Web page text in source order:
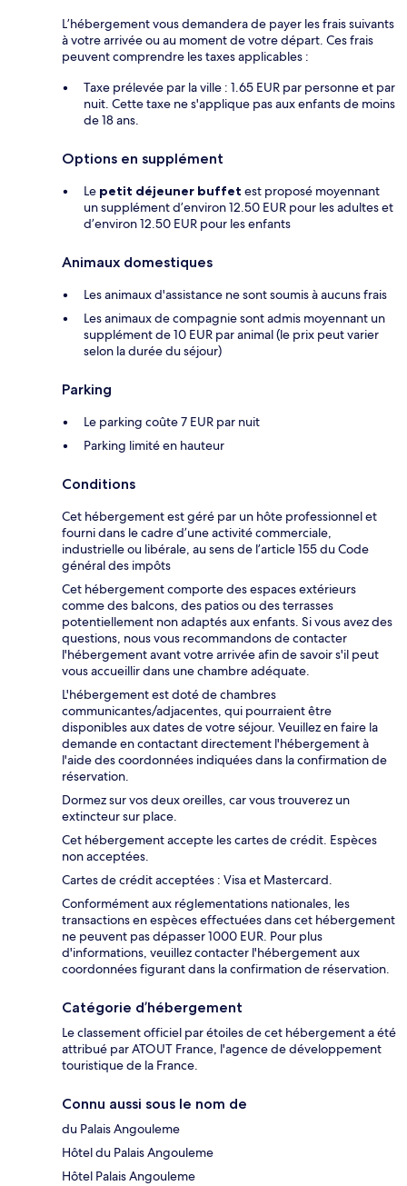
L’hébergement vous demandera de payer les frais suivants
à votre arrivée ou au moment de votre départ. Ces frais
peuvent comprendre les taxes applicables :
Taxe prélevée par la ville : 1.65 EUR par personne et par
nuit. Cette taxe ne s'applique pas aux enfants de moins
de 18 ans.
Options en supplément
Le petit déjeuner buffet est proposé moyennant
un supplément d’environ 12.50 EUR pour les adultes et
d’environ 12.50 EUR pour les enfants
Animaux domestiques
Les animaux d'assistance ne sont soumis à aucuns frais
Les animaux de compagnie sont admis moyennant un
supplément de 10 EUR par animal (le prix peut varier
selon la durée du séjour)
Parking
Le parking coûte 7 EUR par nuit
Parking limité en hauteur
Conditions
Cet hébergement est géré par un hôte professionnel et
fourni dans le cadre d’une activité commerciale,
industrielle ou libérale, au sens de l’article 155 du Code
général des impôts
Cet hébergement comporte des espaces extérieurs
comme des balcons, des patios ou des terrasses
potentiellement non adaptés aux enfants. Si vous avez des
questions, nous vous recommandons de contacter
l'hébergement avant votre arrivée afin de savoir s'il peut
vous accueillir dans une chambre adéquate.
L'hébergement est doté de chambres
communicantes/adjacentes, qui pourraient être
disponibles aux dates de votre séjour. Veuillez en faire la
demande en contactant directement l'hébergement à
l'aide des coordonnées indiquées dans la confirmation de
réservation.
Dormez sur vos deux oreilles, car vous trouverez un
extincteur sur place.
Cet hébergement accepte les cartes de crédit. Espèces
non acceptées.
Cartes de crédit acceptées : Visa et Mastercard.
Conformément aux réglementations nationales, les
transactions en espèces effectuées dans cet hébergement
ne peuvent pas dépasser 1000 EUR. Pour plus
d'informations, veuillez contacter l'hébergement aux
coordonnées figurant dans la confirmation de réservation.
Catégorie d’hébergement
Le classement officiel par étoiles de cet hébergement a été
attribué par ATOUT France, l'agence de développement
touristique de la France.
Connu aussi sous le nom de
du Palais Angouleme
Hôtel du Palais Angouleme
Hôtel Palais Angouleme